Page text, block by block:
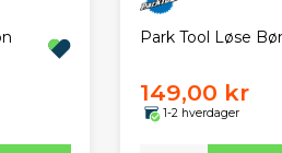
Park Tool Løse
149,00 kr
1-2 hverdager